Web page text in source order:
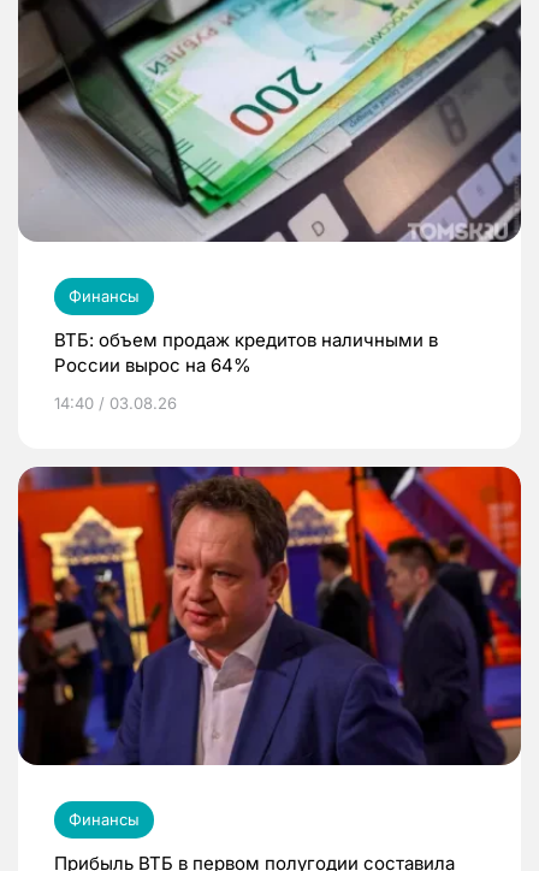
Финансы
ВТБ: объем продаж кредитов наличными в
России вырос на 64%
14:40 / 03.08.26
Финансы
Прибыль ВТБ в первом полугодии составила